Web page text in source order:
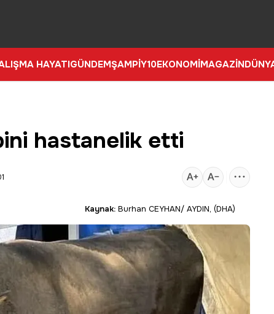
HAYATIGÜNDEMŞAMPİY10EKONOMİMAGAZİN
hastanelik etti
Kaynak: Burhan CEYHAN/ AYDIN, (DHA)